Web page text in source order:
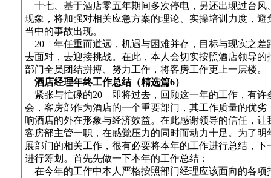
十七、基于酒店零五年期间多次停电，另还出现过台风
现象，将加强对相关应急方案的理论、实操培训力度，避
当中的事故出现。
20__年任重而道远，机遇与困难并存，目标与现实之差
去面对，去迎接挑战。在此，本人会切实按照酒店领导的
部门全员团结拼搏、努力工作，将客房工作更上一层楼。
酒店经理年终工作总结（精选篇6）
紧张与忙碌的20__即将过去，回顾这一年的工作，有许
会，客房部作为酒店的一个重要部门，其工作质量的优劣
响酒店的外在形象与经济效益。在此感谢领导的信任，让
客房部主管一职，在感觉压力的同时而动力十足。为了明
展部门的相关工作，很有必要将本年的工作进行总结，下
进行筹划。首先先做一下本年的工作总结：
在今年的工作中本人严格按照部门经理应该面向的各项